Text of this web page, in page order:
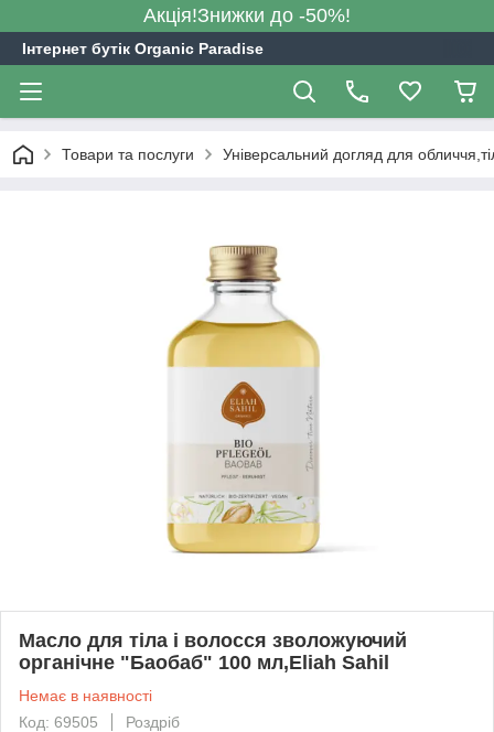
Акція!Знижки до -50%!
Інтернет бутік Organic Paradise
Товари та послуги Універсальний догляд для
Масло для тіла і волосся зволожуючий
органічне "Баобаб" 100 мл,Eliah Sahil
Немає в наявності
Код: 69505
Роздріб